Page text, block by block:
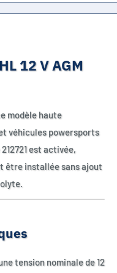
12 V AGM
modèle haute
véhicules powersports
est activée,
être installée sans ajout
tension nominale de 12